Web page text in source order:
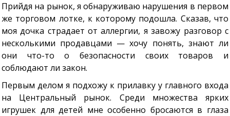
Прийдя на рынок, я обнаруживаю нарушения в первом
же торговом лотке, к которому подошла. Сказав, что
моя дочка страдает от аллергии, я завожу разговор с
несколькими продавцами — хочу понять, знают ли
они что-то о безопасности своих товаров и
соблюдают ли закон.
Первым делом я подхожу к прилавку у главного входа
на Центральный рынок. Среди множества ярких
игрушек для детей мне особенно бросаются в глаза